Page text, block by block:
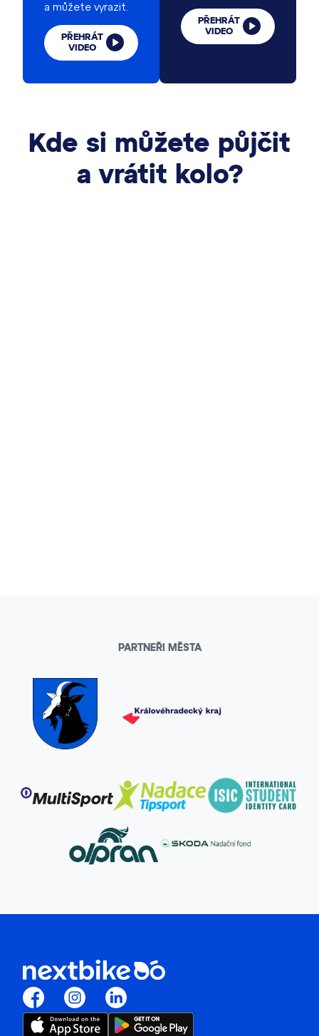
a můžete vyrazit.
PŘEHRÁT
VIDEO
PŘEHRÁT
VIDEO
Kde si můžete půjčit
a vrátit kolo?
PARTNEŘI MĚSTA